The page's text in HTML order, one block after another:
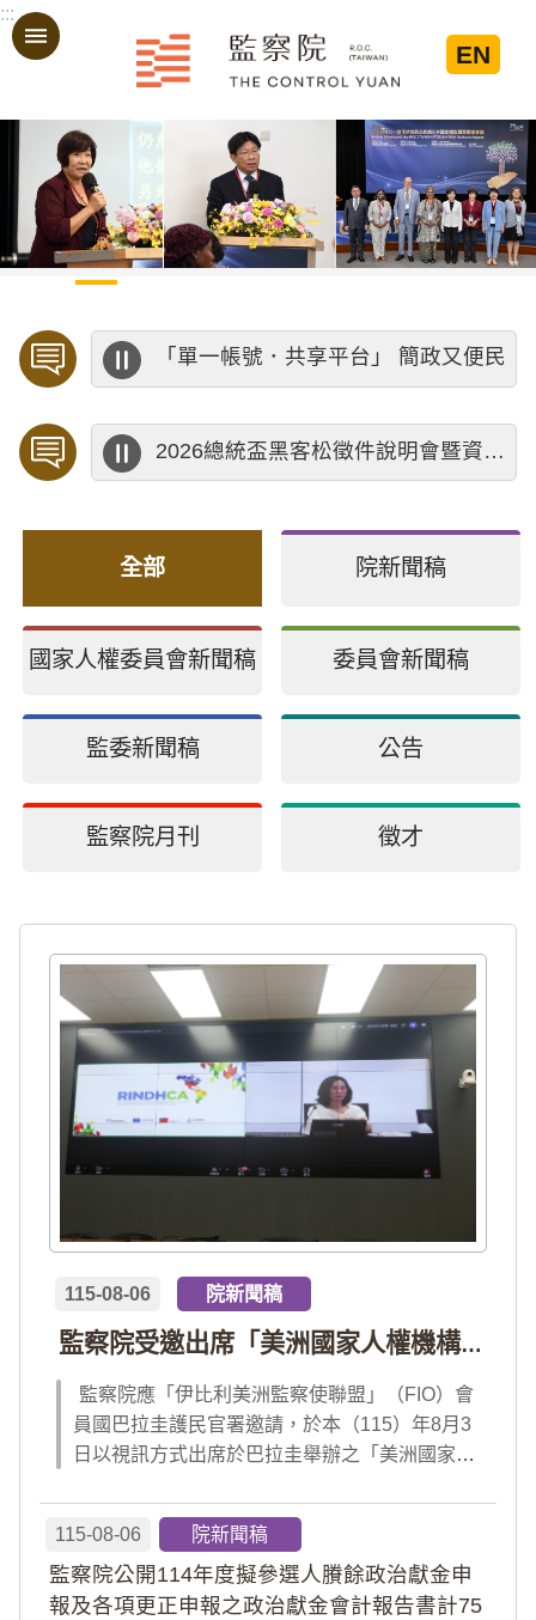
跳到主要內容區塊
:::
EN
歡迎預約「臨櫃陳情」，陳情受理中心將優先排定人員與您接談，釐清案情爭點後收案處理，以節省您的寶貴時間。
海洋委員會海洋保育署 「2026海洋保育創意短影音競賽」活動
全部 院新聞稿
國家人權委員會新聞稿 委員會新聞稿
監委新聞稿 公告
監察院月刊 徵才
監察院受邀出席「美洲國家人權機構網絡」年會 分享我國氣候災害防治經驗 打造國際永續韌性
115-08-06 院新聞稿
監察院應「伊比利美洲監察使聯盟」（FIO）會
員國巴拉圭護民官署邀請，於本（115）年8月3
日以視訊方式出席於巴拉圭舉辦之「美洲國家人
報告，就美洲地區環境災害、氣候緊急狀態與人
權風險等議題，與拉美地區監察機構、護民官署
及紅十字國際委員會、原住民社區支持組織...
115-08-06 院新聞稿
監察院公開114年度擬參選人賸餘政治獻金申
報及各項更正申報之政治獻金會計報告書計75